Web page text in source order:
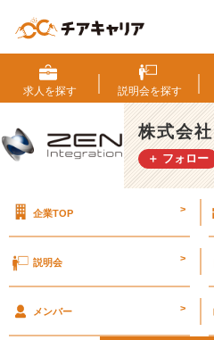
式
会
社
Z
E
N
e
a
求人を探す 説明会を探す
株式会
＋ フォロー
企業TOP >
説明会 >
メンバー >